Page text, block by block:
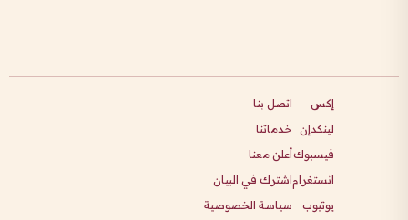
إكس
لينكدإن
فيسبوك
انستغرام
يوتيوب
اتصل بنا
خدماتنا
أعلن معنا
اشترك في البيان
سياسة الخصوصية